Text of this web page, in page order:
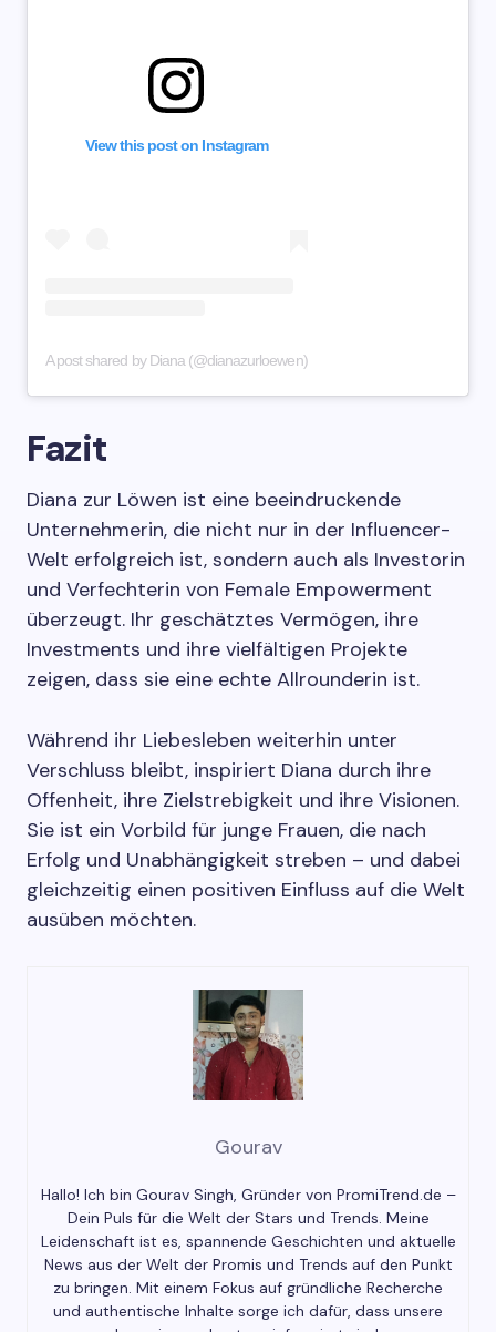
View this post on Instagram
A post shared by Diana (@dianazurloewen)
Fazit
Diana zur Löwen ist eine beeindruckende
Unternehmerin, die nicht nur in der Influencer-
Welt erfolgreich ist, sondern auch als Investorin
und Verfechterin von Female Empowerment
überzeugt. Ihr geschätztes Vermögen, ihre
Investments und ihre vielfältigen Projekte
zeigen, dass sie eine echte Allrounderin ist.
Während ihr Liebesleben weiterhin unter
Verschluss bleibt, inspiriert Diana durch ihre
Offenheit, ihre Zielstrebigkeit und ihre Visionen.
Sie ist ein Vorbild für junge Frauen, die nach
Erfolg und Unabhängigkeit streben – und dabei
gleichzeitig einen positiven Einfluss auf die Welt
ausüben möchten.
Gourav
Hallo! Ich bin Gourav Singh, Gründer von PromiTrend.de –
Dein Puls für die Welt der Stars und Trends. Meine
Leidenschaft ist es, spannende Geschichten und aktuelle
News aus der Welt der Promis und Trends auf den Punkt
zu bringen. Mit einem Fokus auf gründliche Recherche
und authentische Inhalte sorge ich dafür, dass unsere